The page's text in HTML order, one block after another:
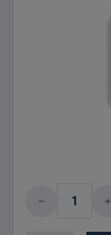
제품 수